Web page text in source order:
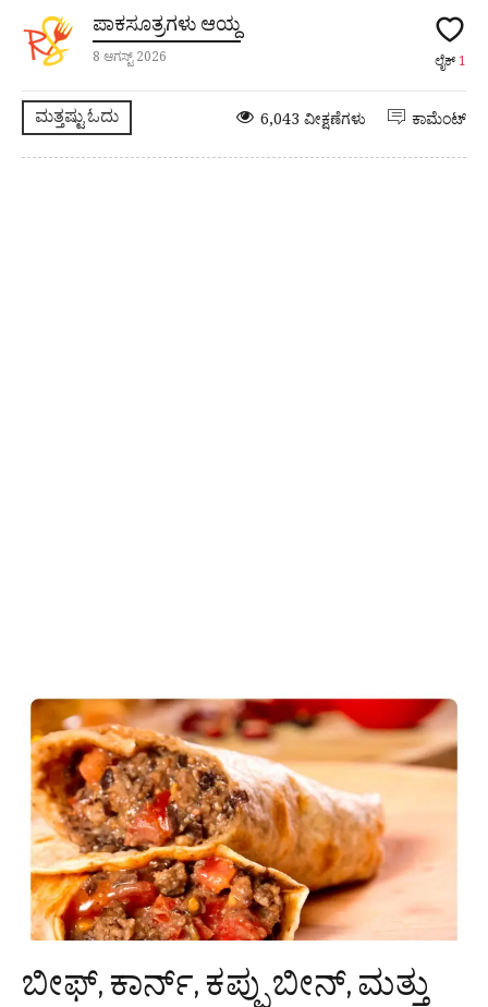
ಪಾಕಸೂತ್ರಗಳು ಆಯ್ದ
8 ಆಗಸ್ಟ್ 2026 ಲೈಕ್ 1
ಮತ್ತಷ್ಟು ಓದು ಕಾಮೆಂಟ್
6,043 ವೀಕ್ಷಣೆಗಳು
ಬೀಫ್, ಕಾರ್ನ್, ಕಪ್ಪು ಬೀನ್, ಮತ್ತು